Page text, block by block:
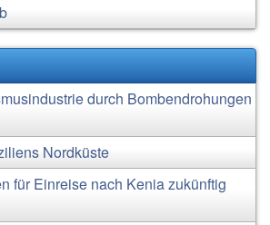
durch Bombendrohungen
Nordküste
für Einreise nach Kenia zukünftig